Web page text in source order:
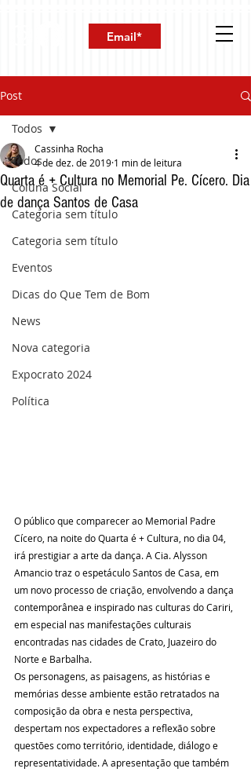
Post
Todos
Coluna Social
Categoria sem título
Categoria sem título
Eventos
Dicas do Que Tem de Bom
News
Nova categoria
Expocrato 2024
Política
Todos
Quarta é + Cultura no Memorial Pe. Cícero. Dia
de dança Santos de Casa
Cassinha Rocha
4 de dez. de 2019 1 min de leitura
O público que comparecer ao Memorial Padre
Cícero, na noite do Quarta é + Cultura, no dia 04,
irá prestigiar a arte da dança. A Cia. Alysson
Amancio traz o espetáculo Santos de Casa, em
um novo processo de criação, envolvendo a dança
contemporânea e inspirado nas culturas do Cariri,
em especial nas manifestações culturais
encontradas nas cidades de Crato, Juazeiro do
Norte e Barbalha.
Os personagens, as paisagens, as histórias e
memórias desse ambiente estão retratados na
composição da obra e nesta perspectiva,
despertam nos expectadores a reflexão sobre
questões como território, identidade, diálogo e
representatividade. A apresentação que também